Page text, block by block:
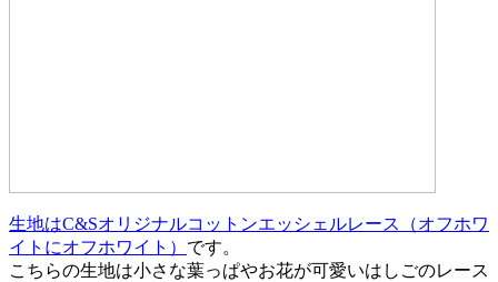
生地はC&Sオリジナルコットンエッシェルレース（オフホワ
イトにオフホワイト） です。
こちらの生地は小さな葉っぱやお花が可愛いはしごのレース